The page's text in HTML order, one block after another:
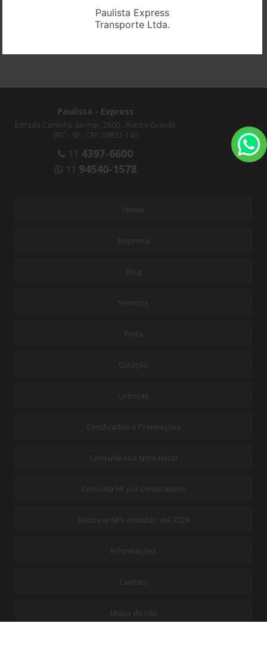
Paulista - Express
Estrada Caminho do mar, 2800 - Riacho Grande
SBC - SP - CEP: 09832-140
11 4397-6600
11 94540-1578
Home
Empresa
Blog
Serviços
Frota
Cotação
Licenças
Certificados e Premiações
Consulte sua Nota Fiscal
Consulta NF por Destinatário
Rastrear NFs emitidas até 2024
Informações
Contato
Mapa do site
Paulista Express
Transporte Ltda.